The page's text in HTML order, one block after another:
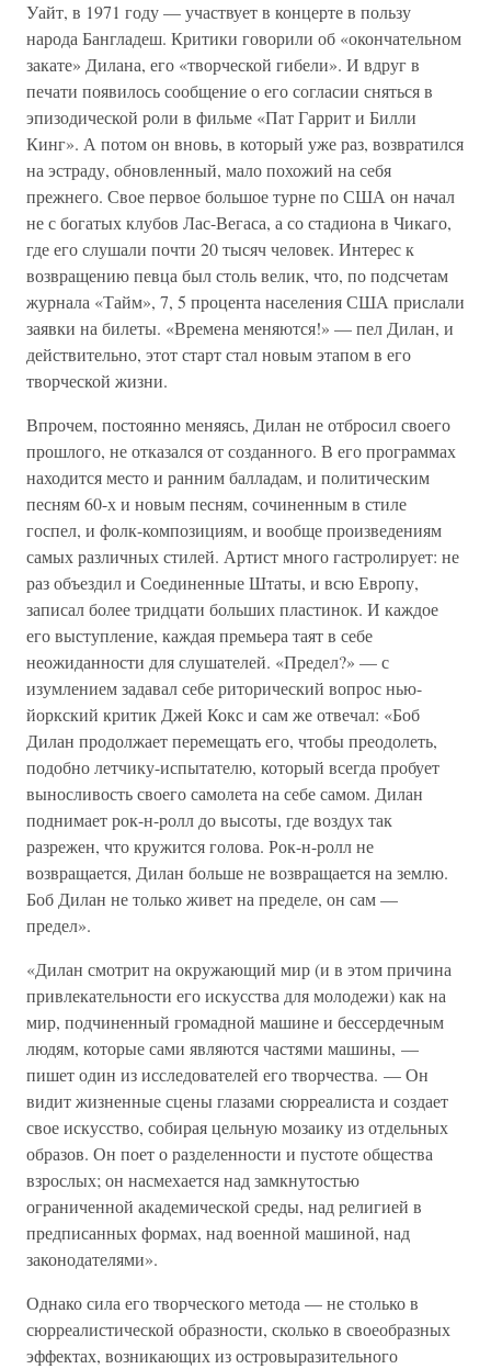
Уайт, в 1971 году — участвует в концерте в пользу
народа Бангладеш. Критики говорили об «окончательном
закате» Дилана, его «творческой гибели». И вдруг в
печати появилось сообщение о его согласии сняться в
эпизодической роли в фильме «Пат Гаррит и Билли
Кинг». А потом он вновь, в который уже раз, возвратился
на эстраду, обновленный, мало похожий на себя
прежнего. Свое первое большое турне по США он начал
не с богатых клубов Лас-Вегаса, а со стадиона в Чикаго,
где его слушали почти 20 тысяч человек. Интерес к
возвращению певца был столь велик, что, по подсчетам
журнала «Тайм», 7, 5 процента населения США прислали
заявки на билеты. «Времена меняются!» — пел Дилан, и
действительно, этот старт стал новым этапом в его
творческой жизни.
Впрочем, постоянно меняясь, Дилан не отбросил своего
прошлого, не отказался от созданного. В его программах
находится место и ранним балладам, и политическим
песням 60-х и новым песням, сочиненным в стиле
госпел, и фолк-композициям, и вообще произведениям
самых различных стилей. Артист много гастролирует: не
раз объездил и Соединенные Штаты, и всю Европу,
записал более тридцати больших пластинок. И каждое
его выступление, каждая премьера таят в себе
неожиданности для слушателей. «Предел?» — с
изумлением задавал себе риторический вопрос нью-
йоркский критик Джей Кокс и сам же отвечал: «Боб
Дилан продолжает перемещать его, чтобы преодолеть,
подобно летчику-испытателю, который всегда пробует
выносливость своего самолета на себе самом. Дилан
поднимает рок-н-ролл до высоты, где воздух так
разрежен, что кружится голова. Рок-н-ролл не
возвращается, Дилан больше не возвращается на землю.
Боб Дилан не только живет на пределе, он сам —
предел».
«Дилан смотрит на окружающий мир (и в этом причина
привлекательности его искусства для молодежи) как на
мир, подчиненный громадной машине и бессердечным
людям, которые сами являются частями машины, —
пишет один из исследователей его творчества. — Он
видит жизненные сцены глазами сюрреалиста и создает
свое искусство, собирая цельную мозаику из отдельных
образов. Он поет о разделенности и пустоте общества
взрослых; он насмехается над замкнутостью
ограниченной академической среды, над религией в
предписанных формах, над военной машиной, над
законодателями».
Однако сила его творческого метода — не столько в
сюрреалистической образности, сколько в своеобразных
эффектах, возникающих из островыразительного